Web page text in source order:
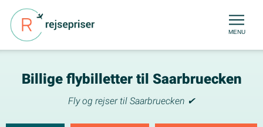
MENU
Billige flybilletter til Saarbruecken
Fly og rejser til Saarbruecken ✔